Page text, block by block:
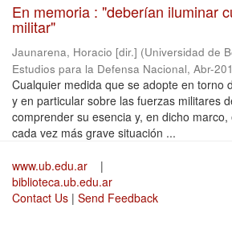
En memoria : "deberían iluminar
militar"
Jaunarena, Horacio [dir.] (Universidad de
Estudios para la Defensa Nacional, Abr-
Cualquier medida que se adopte en torno
y en particular sobre las fuerzas militares
comprender su esencia y, en dicho
cada vez más grave situación ...
www.ub.edu.ar
|
biblioteca.ub.edu.ar
Contact Us | Send Feedback